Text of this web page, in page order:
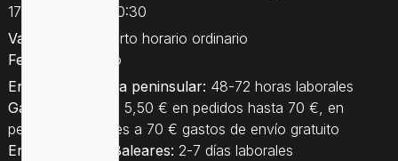
17:00 hasta las 20:30
Vacaciones
: Abierto horario ordinario
Festivos
: Cerrado
Entrega a España peninsular: 48-72 horas laborales
Gastos de envío:
5,50 € en pedidos hasta 70 €, en
pedidos superiores a 70 € gastos de envío gratuito
Entrega a Islas Baleares: 2-7 días laborales